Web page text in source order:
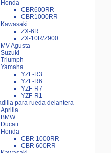
Honda
CBR600RR
CBR1000RR
Kawasaki
ZX-6R
ZX-10R/Z900
MV Agusta
Suzuki
Triumph
Yamaha
YZF-R3
YZF-R6
YZF-R7
YZF-R1
para rueda delantera
Aprilia
BMW
Ducati
Honda
CBR 1000RR
CBR 600RR